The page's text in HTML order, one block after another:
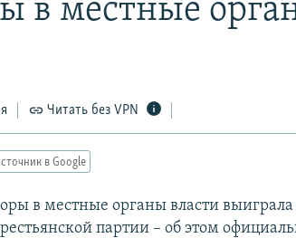
в местные
Читать без VPN
в Google
в местные органы власти
партии – об этом